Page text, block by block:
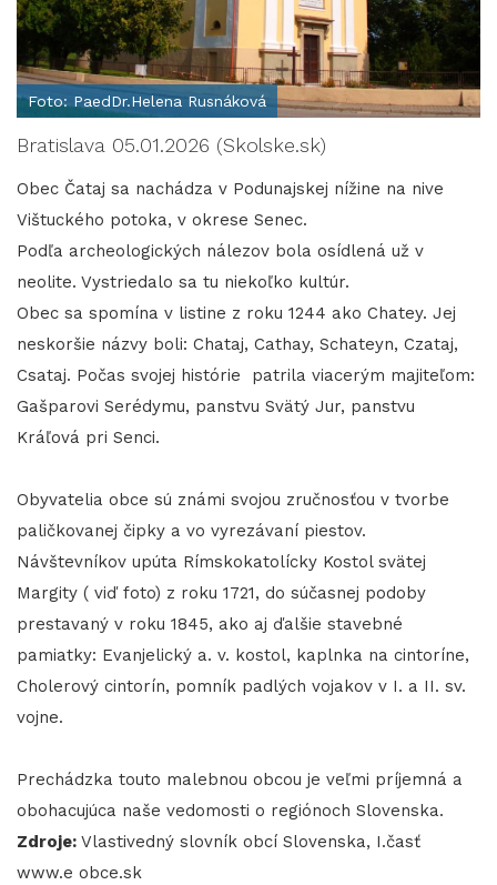
Foto: PaedDr.Helena Rusnáková
Bratislava 05.01.2026 (Skolske.sk)
Obec Čataj sa nachádza v Podunajskej nížine na nive
Vištuckého potoka, v okrese Senec.
Podľa archeologických nálezov bola osídlená už v
neolite. Vystriedalo sa tu niekoľko kultúr.
Obec sa spomína v listine z roku 1244 ako Chatey. Jej
neskoršie názvy boli: Chataj, Cathay, Schateyn, Czataj,
Csataj. Počas svojej histórie patrila viacerým majiteľom:
Gašparovi Serédymu, panstvu Svätý Jur, panstvu
Kráľová pri Senci.
Obyvatelia obce sú známi svojou zručnosťou v tvorbe
paličkovanej čipky a vo vyrezávaní piestov.
Návštevníkov upúta Rímskokatolícky Kostol svätej
Margity ( viď foto) z roku 1721, do súčasnej podoby
prestavaný v roku 1845, ako aj ďalšie stavebné
pamiatky: Evanjelický a. v. kostol, kaplnka na cintoríne,
Cholerový cintorín, pomník padlých vojakov v I. a II. sv.
vojne.
Prechádzka touto malebnou obcou je veľmi príjemná a
obohacujúca naše vedomosti o regiónoch Slovenska.
Zdroje: Vlastivedný slovník obcí Slovenska, I.časť
www.e obce.sk